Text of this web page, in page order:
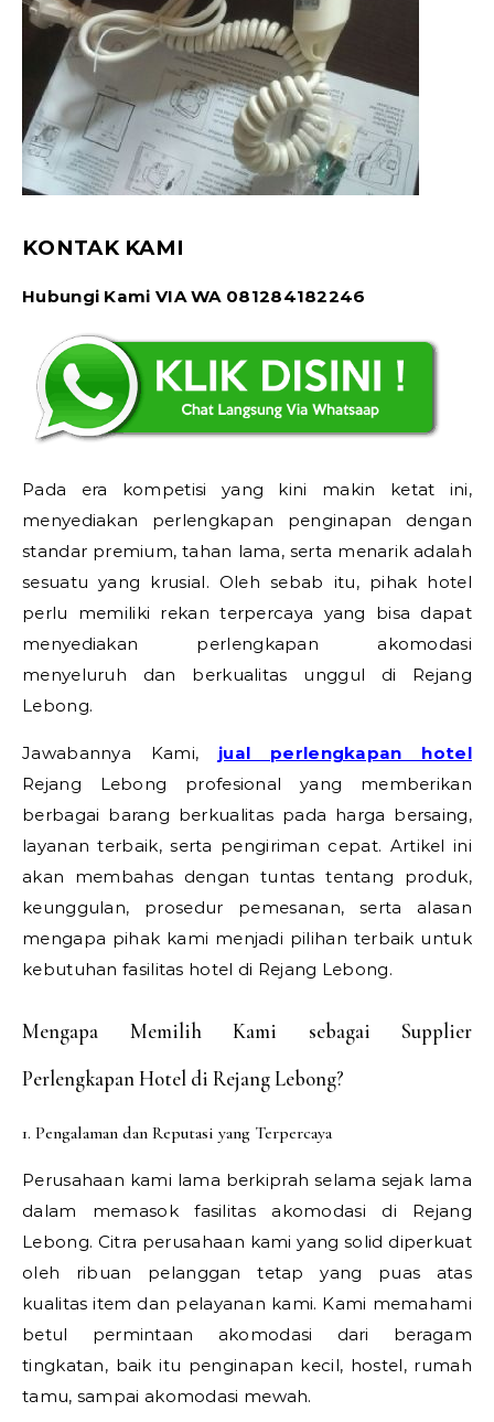
KONTAK KAMI
Hubungi Kami VIA WA 081284182246
Pada era kompetisi yang kini makin ketat ini,
menyediakan perlengkapan penginapan dengan
standar premium, tahan lama, serta menarik adalah
sesuatu yang krusial. Oleh sebab itu, pihak hotel
perlu memiliki rekan terpercaya yang bisa dapat
menyediakan perlengkapan akomodasi
menyeluruh dan berkualitas unggul di Rejang
Lebong.
Jawabannya Kami, jual perlengkapan hotel
Rejang Lebong profesional yang memberikan
berbagai barang berkualitas pada harga bersaing,
layanan terbaik, serta pengiriman cepat. Artikel ini
akan membahas dengan tuntas tentang produk,
keunggulan, prosedur pemesanan, serta alasan
mengapa pihak kami menjadi pilihan terbaik untuk
kebutuhan fasilitas hotel di Rejang Lebong.
Mengapa Memilih Kami sebagai Supplier
Perlengkapan Hotel di Rejang Lebong?
1. Pengalaman dan Reputasi yang Terpercaya
Perusahaan kami lama berkiprah selama sejak lama
dalam memasok fasilitas akomodasi di Rejang
Lebong. Citra perusahaan kami yang solid diperkuat
oleh ribuan pelanggan tetap yang puas atas
kualitas item dan pelayanan kami. Kami memahami
betul permintaan akomodasi dari beragam
tingkatan, baik itu penginapan kecil, hostel, rumah
tamu, sampai akomodasi mewah.